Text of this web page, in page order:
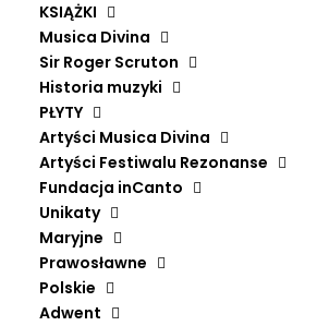
KSIĄŻKI
Musica Divina
Sir Roger Scruton
Historia muzyki
PŁYTY
Artyści Musica Divina
Artyści Festiwalu Rezonanse
Fundacja inCanto
Unikaty
Maryjne
Prawosławne
Polskie
Adwent
Sortuj wg średniej oceny
Sortuj po cenie od
Sortuj po cenie od